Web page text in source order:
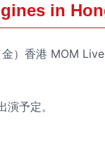
in
）香港 MOM
予定。